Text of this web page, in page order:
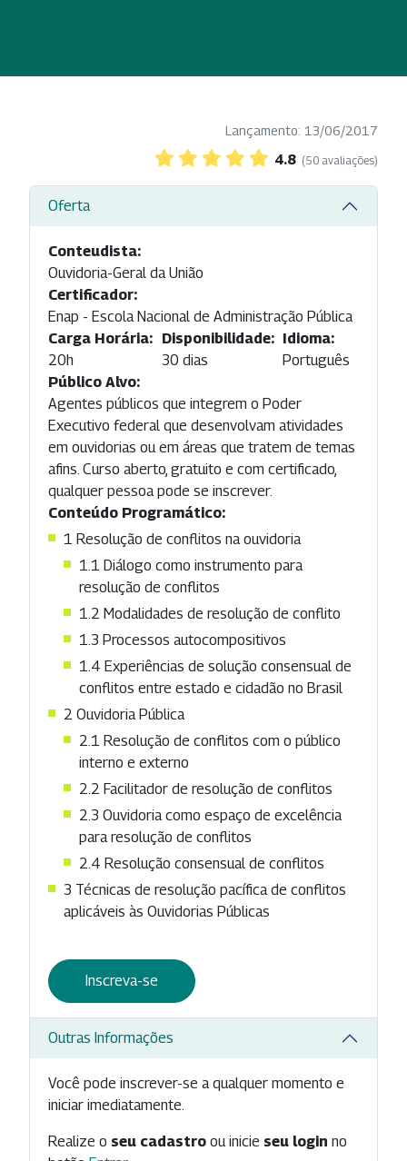
Lançamento: 13/06/2017
4.8 (50 avaliações)
Oferta
Conteudista:
Ouvidoria-Geral da União
Certificador:
Enap - Escola Nacional de Administração Pública
Carga Horária:
20h
Disponibilidade:
30 dias
Idioma:
Português
Público Alvo:
Agentes públicos que integrem o Poder
Executivo federal que desenvolvam atividades
em ouvidorias ou em áreas que tratem de temas
afins. Curso aberto, gratuito e com certificado,
qualquer pessoa pode se inscrever.
Conteúdo Programático:
1 Resolução de conflitos na ouvidoria
1.1 Diálogo como instrumento para
resolução de conflitos
1.2 Modalidades de resolução de conflito
1.3 Processos autocompositivos
1.4 Experiências de solução consensual de
conflitos entre estado e cidadão no Brasil
2 Ouvidoria Pública
2.1 Resolução de conflitos com o público
interno e externo
2.2 Facilitador de resolução de conflitos
2.3 Ouvidoria como espaço de excelência
para resolução de conflitos
2.4 Resolução consensual de conflitos
3 Técnicas de resolução pacífica de conflitos
aplicáveis às Ouvidorias Públicas
Inscreva-se
Outras Informações
Você pode inscrever-se a qualquer momento e
iniciar imediatamente.
Realize o seu cadastro ou inicie seu login no